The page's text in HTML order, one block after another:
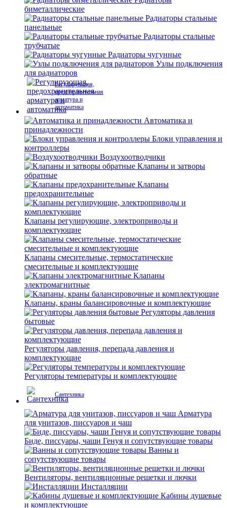
биметаллические
Радиаторы стальные
панельные
Радиаторы стальные
трубчатые
Радиаторы чугунные
Узлы подключения
для радиаторов
Регулирующая,
предохранительная
арматура и
автоматика
Автоматика и
принадлежности
Блоки управления и
контроллеры
Воздухоотводчики
Клапаны и затворы
обратные
Клапаны
предохранительные
Клапаны регулирующие, электроприводы и
комплектующие
Клапаны смесительные, термостатические
смесительные и комплектующие
Клапаны
электромагнитные
Клапаны, краны балансировочные и комплектующие
Регуляторы давления
бытовые
Регуляторы давления, перепада давления и
комплектующие
Регуляторы температуры и комплектующие
Сантехника
Арматура
для унитазов, писсуаров и чаш
Биде, писсуары, чаши Генуя и сопутствующие товары
Ванны и
сопутствующие товары
Вентиляторы, вентиляционные решетки и лючки
Инсталляции
Кабины душевые
и комплектующие